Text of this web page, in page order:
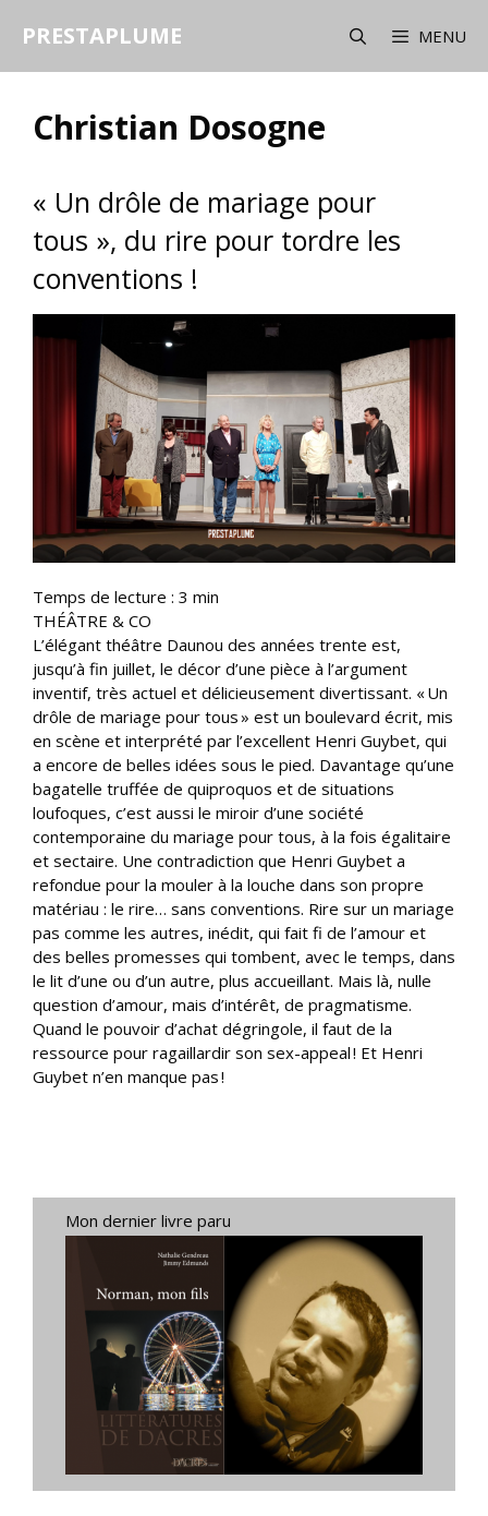
PRESTAPLUME MENU
Christian Dosogne
« Un drôle de mariage pour
tous », du rire pour tordre les
conventions !
Temps de lecture : 3 min
THÉÂTRE & CO
L’élégant théâtre Daunou des années trente est,
jusqu’à fin juillet, le décor d’une pièce à l’argument
inventif, très actuel et délicieusement divertissant. « Un
drôle de mariage pour tous » est un boulevard écrit, mis
en scène et interprété par l’excellent Henri Guybet, qui
a encore de belles idées sous le pied. Davantage qu’une
bagatelle truffée de quiproquos et de situations
loufoques, c’est aussi le miroir d’une société
contemporaine du mariage pour tous, à la fois égalitaire
et sectaire. Une contradiction que Henri Guybet a
refondue pour la mouler à la louche dans son propre
matériau : le rire… sans conventions. Rire sur un mariage
pas comme les autres, inédit, qui fait fi de l’amour et
des belles promesses qui tombent, avec le temps, dans
le lit d’une ou d’un autre, plus accueillant. Mais là, nulle
question d’amour, mais d’intérêt, de pragmatisme.
Quand le pouvoir d’achat dégringole, il faut de la
ressource pour ragaillardir son sex-appeal ! Et Henri
Guybet n’en manque pas !
Mon dernier livre paru